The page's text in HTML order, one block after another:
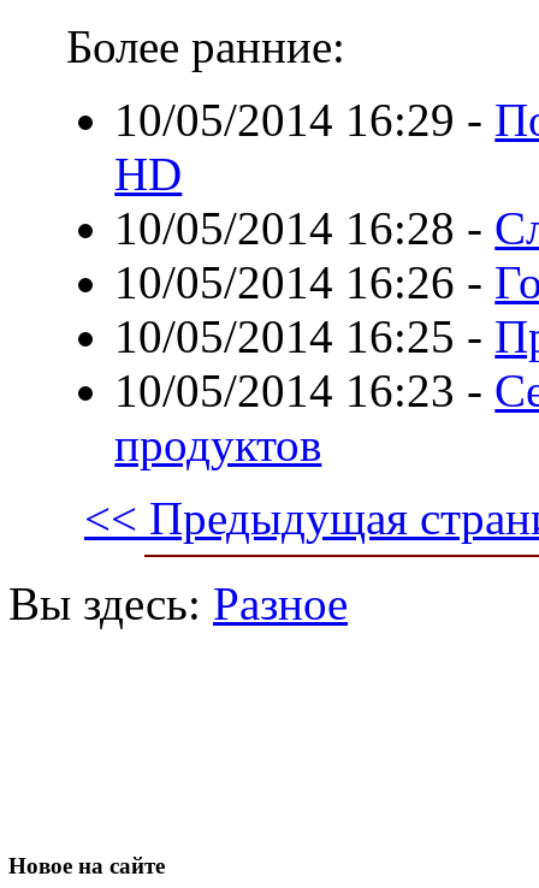
Более ранние:
10/05/2014 16:29 -
HD
10/05/2014 16:28 -
10/05/2014 16:26 -
10/05/2014 16:25 -
10/05/2014 16:23 -
продуктов
<< Предыдущая
Вы здесь: Разное
Новое на сайте